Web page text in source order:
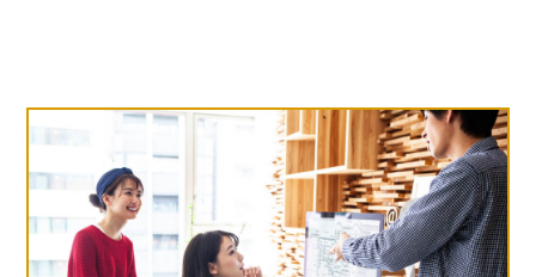
プロフェッショナル×つながる×メディア